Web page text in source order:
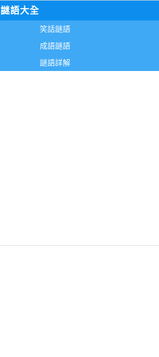
謎語大全
笑話謎語
成語謎語
謎語詳解